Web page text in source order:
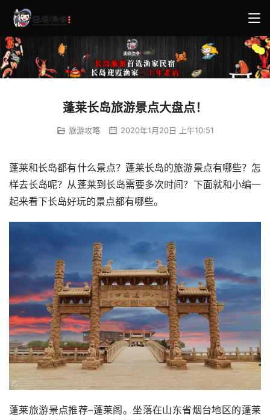
蓬莱长岛旅游景点大盘点！
旅游攻略 2020年1月20日 上午10:51
蓬莱和长岛都有什么景点？蓬莱长岛的旅游景点有哪些？怎
样去长岛呢？从蓬莱到长岛需要多次时间？下面就和小编一
起来看下长岛好玩的景点都有哪些。
蓬莱旅游景点推荐–蓬莱阁。坐落在山东省烟台地区的蓬莱